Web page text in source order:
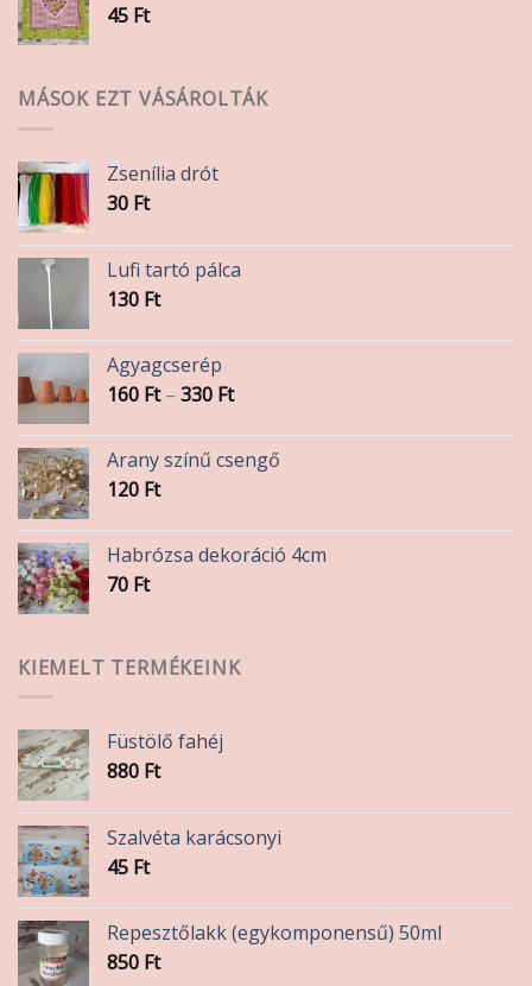
45 Ft
MÁSOK EZT VÁSÁROLTÁK
Zsenília drót
30 Ft
Lufi tartó pálca
130 Ft
Agyagcserép
160 Ft – 330 FtÁrtartomány:
-
330 Ft
Arany színű csengő
120 Ft
Habrózsa dekoráció 4cm
70 Ft
KIEMELT TERMÉKEINK
Füstölő fahéj
880 Ft
Szalvéta karácsonyi
45 Ft
Repesztőlakk (egykomponensű) 50ml
850 Ft